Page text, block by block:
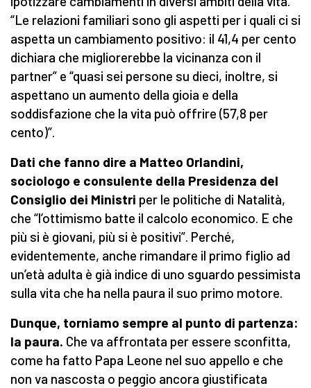
“Le relazioni familiari sono gli aspetti per i quali ci si
aspetta un cambiamento positivo: il 41,4 per cento
dichiara che migliorerebbe la vicinanza con il
partner” e “quasi sei persone su dieci, inoltre, si
aspettano un aumento della gioia e della
soddisfazione che la vita può offrire (57,8 per
cento)”.
Dati che fanno dire a Matteo Orlandini,
sociologo e consulente della Presidenza del
Consiglio dei Ministri per le politiche di Natalità,
che “l’ottimismo batte il calcolo economico. E che
più si è giovani, più si è positivi”. Perché,
evidentemente, anche rimandare il primo figlio ad
un’età adulta è già indice di uno sguardo pessimista
sulla vita che ha nella paura il suo primo motore.
Dunque, torniamo sempre al punto di partenza:
la paura. Che va affrontata per essere sconfitta,
come ha fatto Papa Leone nel suo appello e che
non va nascosta o peggio ancora giustificata